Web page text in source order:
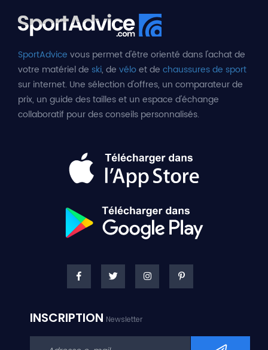
SportAdvice vous permet d'être orienté dans l'achat de
votre matériel de ski, de véloet de chaussures de sport
sur internet. Une sélection d'offres, un comparateur de
prix, un guide des tailles et un espace d'échange
collaboratif pour des conseils personnalisés.
INSCRIPTION Newsletter